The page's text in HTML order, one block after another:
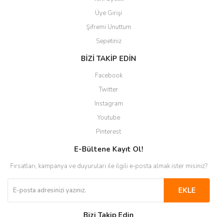
Üye Girişi
Şifremi Unuttum
Sepetiniz
BİZİ TAKİP EDİN
Facebook
Twitter
Instagram
Youtube
Pinterest
E-Bültene Kayıt Ol!
Fırsatları, kampanya ve duyuruları ile ilgili e-posta almak ister misiniz?
EKLE
Bizi Takip Edin